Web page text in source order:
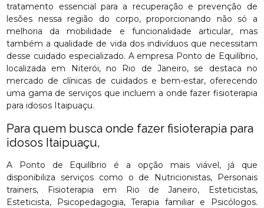
tratamento essencial para a recuperação e prevenção de
lesões nessa região do corpo, proporcionando não só a
melhoria da mobilidade e funcionalidade articular, mas
também a qualidade de vida dos indivíduos que necessitam
desse cuidado especializado. A empresa Ponto de Equilíbrio,
localizada em Niterói, no Rio de Janeiro, se destaca no
mercado de clínicas de cuidados e bem-estar, oferecendo
uma gama de serviços que incluem a onde fazer fisioterapia
para idosos Itaipuaçu.
Para quem busca onde fazer fisioterapia para
idosos Itaipuaçu,
A Ponto de Equilíbrio é a opção mais viável, já que
disponibiliza serviços como o de Nutricionistas, Personais
trainers, Fisioterapia em Rio de Janeiro, Esteticistas,
Esteticista, Psicopedagogia, Terapia familiar e Psicólogos.